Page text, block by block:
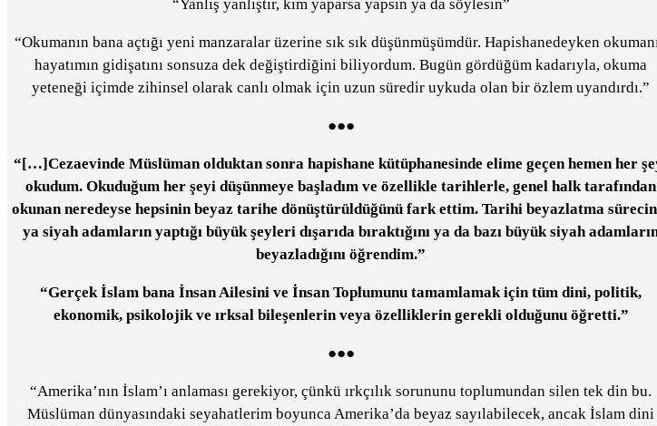
“Yanlış yanlıştır, kim yaparsa yapsın ya da söylesin”
“Okumanın bana açtığı yeni manzaralar üzerine sık sık düşünmüşümdür. Hapishanedeyken
hayatımın gidişatını sonsuza dek değiştirdiğini biliyordum. Bugün gördüğüm kadarıyla, okuma
yeteneği içimde zihinsel olarak canlı olmak için uzun süredir uykuda olan bir özlem uyandırdı.”
●●●
“[…]Cezaevinde Müslüman olduktan sonra hapishane kütüphanesinde elime geçen hemen her
okudum. Okuduğum her şeyi düşünmeye başladım ve özellikle tarihlerle, genel halk tarafından
okunan neredeyse hepsinin beyaz tarihe dönüştürüldüğünü fark ettim. Tarihi beyazlatma
ya siyah adamların yaptığı büyük şeyleri dışarıda bıraktığını ya da bazı büyük siyah
beyazladığını öğrendim.”
“Gerçek İslam bana İnsan Ailesini ve İnsan Toplumunu tamamlamak için tüm dini, politik,
ekonomik, psikolojik ve ırksal bileşenlerin veya özelliklerin gerekli olduğunu öğretti.”
●●●
“Amerika’nın İslam’ı anlaması gerekiyor, çünkü ırkçılık sorununu toplumundan silen tek din bu.
Müslüman dünyasındaki seyahatlerim boyunca Amerika’da beyaz sayılabilecek, ancak İslam dini